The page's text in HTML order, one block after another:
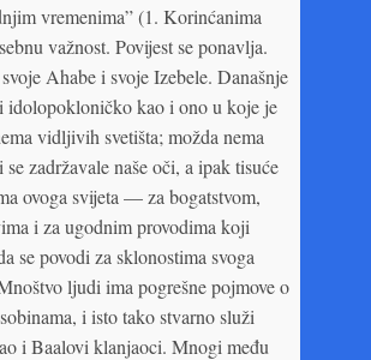
vremenima” (1. Korinćanima
važnost. Povijest se ponavlja.
Ahabe i svoje Izebele. Današnje
idolopokloničko kao i ono u koje je
vidljivih svetišta; možda nema
zadržavale naše oči, a ipak tisuće
ovoga svijeta — za bogatstvom,
i za ugodnim provodima koji
se povodi za sklonostima svoga
ljudi ima pogrešne pojmove o
i isto tako stvarno služi
i Baalovi klanjaoci. Mnogi među